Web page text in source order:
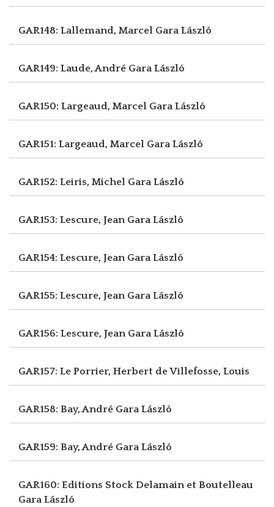
GAR148: Lallemand, Marcel Gara László
GAR149: Laude, André Gara László
GAR150: Largeaud, Marcel Gara László
GAR151: Largeaud, Marcel Gara László
GAR152: Leiris, Michel Gara László
GAR153: Lescure, Jean Gara László
GAR154: Lescure, Jean Gara László
GAR155: Lescure, Jean Gara László
GAR156: Lescure, Jean Gara László
GAR157: Le Porrier, Herbert de Villefosse, Louis
GAR158: Bay, André Gara László
GAR159: Bay, André Gara László
GAR160: Editions Stock Delamain et Boutelleau
Gara László